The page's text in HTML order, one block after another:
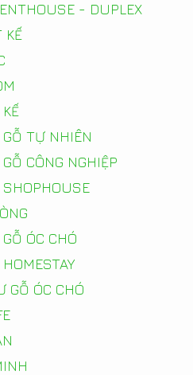
- DUPLEX
KẾ
TỰ NHIÊN
CÔNG NGHIỆP
ÓC CHÓ
GỖ ÓC CHÓ